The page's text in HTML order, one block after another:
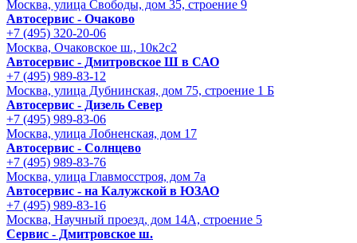
Москва, улица Свободы, дом 35, строение 9
Автосервис - Очаково
+7 (495) 320-20-06
Москва, Очаковское ш., 10к2с2
Автосервис - Дмитровское Ш в САО
+7 (495) 989-83-12
Москва, улица Дубнинская, дом 75, строение 1 Б
Автосервис - Дизель Север
+7 (495) 989-83-06
Москва, улица Лобненская, дом 17
Автосервис - Солнцево
+7 (495) 989-83-76
Москва, улица Главмосстроя, дом 7а
Автосервис - на Калужской в ЮЗАО
+7 (495) 989-83-16
Москва, Научный проезд, дом 14А, строение 5
Сервис - Дмитровское ш.